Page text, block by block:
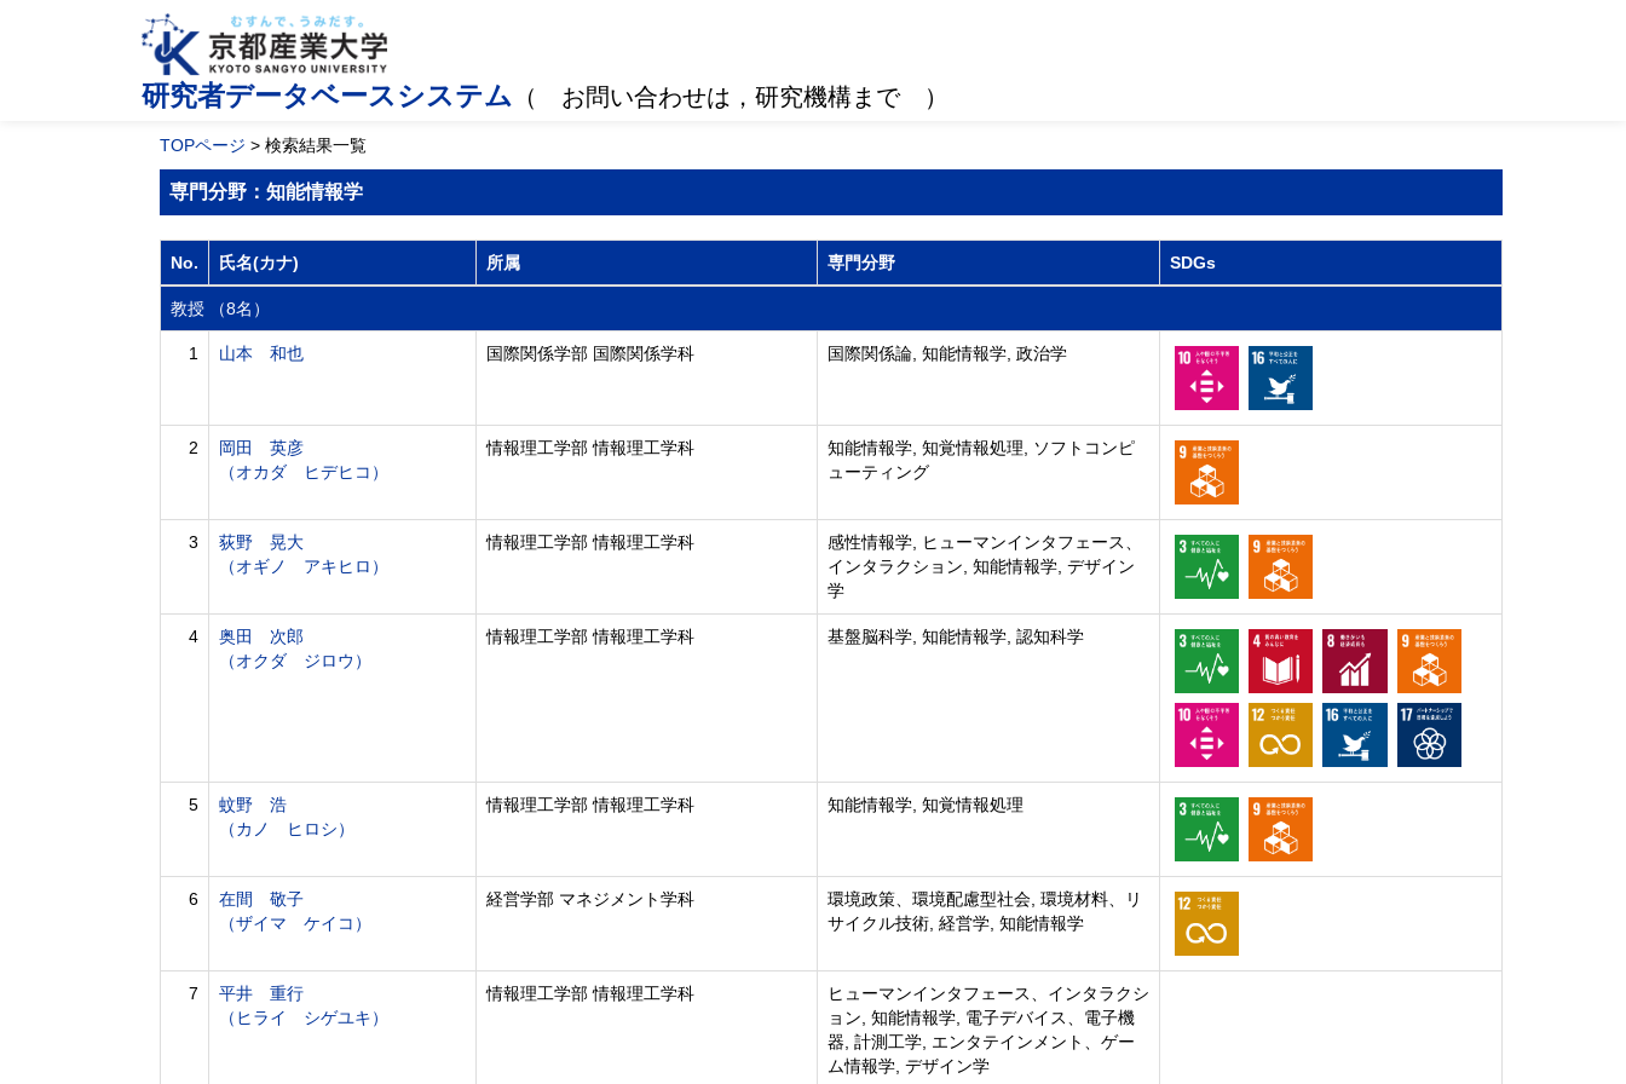
研究者データベースシステム （ お問い合わせは，研究機構まで ）
TOPページ > 検索結果一覧
専門分野：知能情報学
No. 氏名(カナ) 所属 専門分野 SDGs
教授 （8名）
1 山本 和也 国際関係学部 国際関係学科 国際関係論, 知能情報学, 政治学
2
岡田 英彦
（オカダ ヒデヒコ）
情報理工学部 情報理工学科
知能情報学, 知覚情報処理, ソフトコンピ
ューティング
3
荻野 晃大
（オギノ アキヒロ）
情報理工学部 情報理工学科
感性情報学, ヒューマンインタフェース、
インタラクション, 知能情報学, デザイン
学
4
奥田 次郎
（オクダ ジロウ）
情報理工学部 情報理工学科 基盤脳科学, 知能情報学, 認知科学
5
蚊野 浩
（カノ ヒロシ）
情報理工学部 情報理工学科 知能情報学, 知覚情報処理
6
在間 敬子
（ザイマ ケイコ）
経営学部 マネジメント学科
環境政策、環境配慮型社会, 環境材料、リ
サイクル技術, 経営学, 知能情報学
7
平井 重行
（ヒライ シゲユキ）
情報理工学部 情報理工学科
ヒューマンインタフェース、インタラクシ
ョン, 知能情報学, 電子デバイス、電子機
器, 計測工学, エンタテインメント、ゲー
ム情報学, デザイン学